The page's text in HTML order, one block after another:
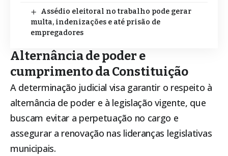
Assédio eleitoral no trabalho pode gerar
multa, indenizações e até prisão de
empregadores
Alternância de poder e
cumprimento da Constituição
A determinação judicial visa garantir o respeito à
alternância de poder e à legislação vigente, que
buscam evitar a perpetuação no cargo e
assegurar a renovação nas lideranças legislativas
municipais.